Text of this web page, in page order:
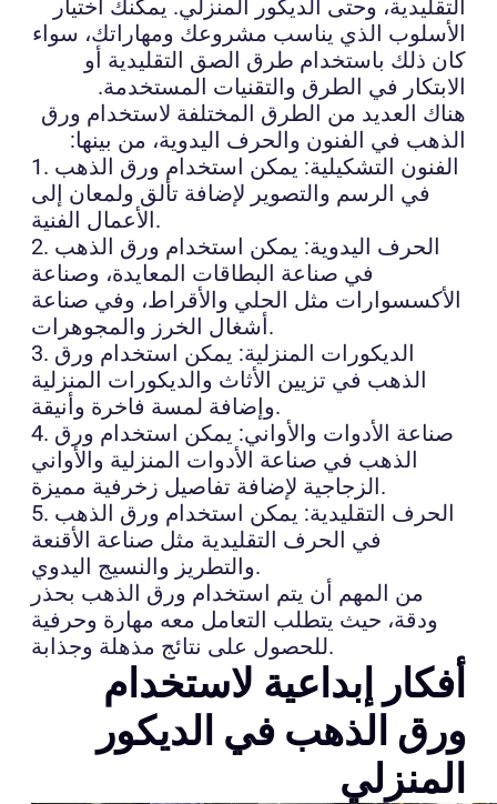
التقليدية، وحتى الديكور المنزلي. يمكنك اختيار
الأسلوب الذي يناسب مشروعك ومهاراتك، سواء
كان ذلك باستخدام طرق الصق التقليدية أو
الابتكار في الطرق والتقنيات المستخدمة.
هناك العديد من الطرق المختلفة لاستخدام ورق
الذهب في الفنون والحرف اليدوية، من بينها:
1. الفنون التشكيلية: يمكن استخدام ورق الذهب
في الرسم والتصوير لإضافة تألق ولمعان إلى
الأعمال الفنية.
2. الحرف اليدوية: يمكن استخدام ورق الذهب
في صناعة البطاقات المعايدة، وصناعة
الأكسسوارات مثل الحلي والأقراط، وفي صناعة
أشغال الخرز والمجوهرات.
3. الديكورات المنزلية: يمكن استخدام ورق
الذهب في تزيين الأثاث والديكورات المنزلية
وإضافة لمسة فاخرة وأنيقة.
4. صناعة الأدوات والأواني: يمكن استخدام ورق
الذهب في صناعة الأدوات المنزلية والأواني
الزجاجية لإضافة تفاصيل زخرفية مميزة.
5. الحرف التقليدية: يمكن استخدام ورق الذهب
في الحرف التقليدية مثل صناعة الأقنعة
والتطريز والنسيج اليدوي.
من المهم أن يتم استخدام ورق الذهب بحذر
ودقة، حيث يتطلب التعامل معه مهارة وحرفية
للحصول على نتائج مذهلة وجذابة.
أفكار إبداعية لاستخدام
ورق الذهب في الديكور
المنزلي